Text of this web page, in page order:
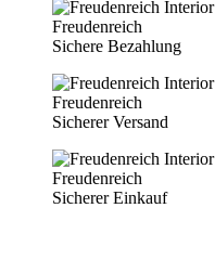
Sichere Bezahlung
Sicherer Versand
Sicherer Einkauf